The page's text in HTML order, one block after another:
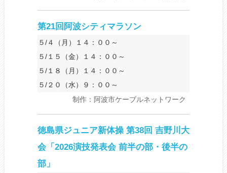
第21回阿波シティマラソン
５/４（月）１４：００～
５/１５（金）１４：００～
５/１８（月）１４：００～
５/２０（水）９：００～
制作：阿波市ケーブルネットワーク
徳島県ジュニア新体操 第38回 吉野川大
会「2026演技発表会 前半の部・後半の
部」